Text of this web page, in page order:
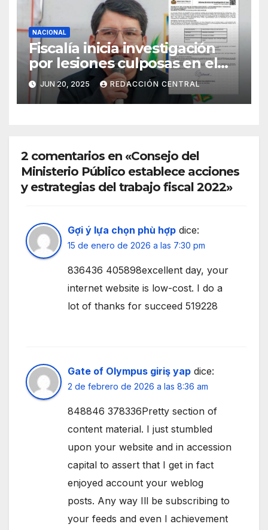
NACIONAL
Fiscalía inicia investigación
por lesiones culposas en el
caso del gobernador
chuquisaqueño Damián
Condori
JUN 20, 2025 REDACCIÓN CENTRAL
2 comentarios en «Consejo del
Ministerio Público establece acciones
y estrategias del trabajo fiscal 2022»
Gợi ý lựa chọn phù hợp dice:
15 de enero de 2026 a las 7:30 pm
836436 405898excellent day, your
internet website is low-cost. I do a
lot of thanks for succeed 519228
Gate of Olympus giriş yap dice:
2 de febrero de 2026 a las 8:36 am
848846 378336Pretty section of
content material. I just stumbled
upon your website and in accession
capital to assert that I get in fact
enjoyed account your weblog
posts. Any way Ill be subscribing to
your feeds and even I achievement